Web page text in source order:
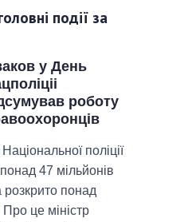
події за
у День
роботу
поліції
47 мільйонів
понад
Про це міністр